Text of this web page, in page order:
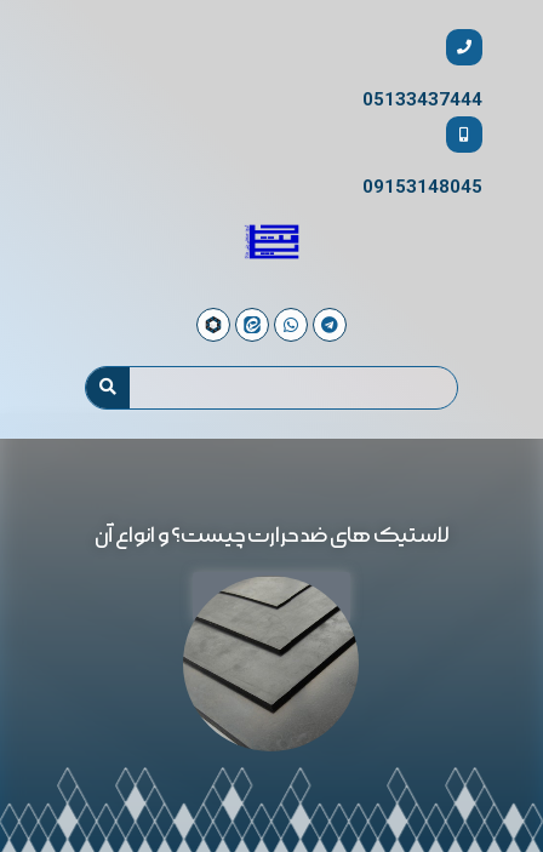
05133437444
09153148045
لاستیک های ضد حرارت چیست؟ و انواع آن
خواندن مقاله